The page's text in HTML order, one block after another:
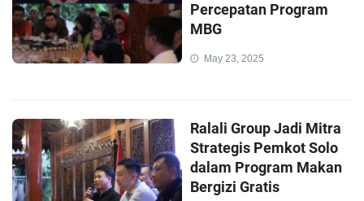
Percepatan Program
MBG
May 23, 2025
Ralali Group Jadi Mitra
Strategis Pemkot Solo
dalam Program Makan
Bergizi Gratis